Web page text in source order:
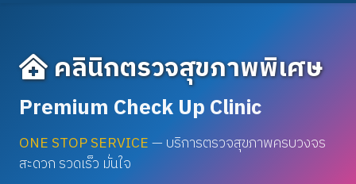
คลินิกตรวจสุขภาพพิเศษ
Premium Check Up Clinic
ONE STOP SERVICE— บริการตรวจสุขภาพครบวงจร
สะดวก รวดเร็ว มั่นใจ